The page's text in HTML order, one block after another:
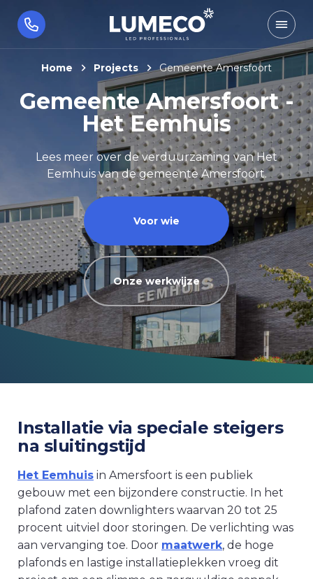
Home Projects Gemeente Amersfoort
Gemeente Amersfoort -
Het Eemhuis
Lees meer over de verduurzaming van Het
Eemhuis van de gemeente Amersfoort.
Voor wie
Onze werkwijze
Installatie via speciale steigers
na sluitingstijd
Het Eemhuis in Amersfoort is een publiek
gebouw met een bijzondere constructie. In het
plafond zaten downlighters waarvan 20 tot 25
procent uitviel door storingen. De verlichting was
aan vervanging toe. Door maatwerk, de hoge
plafonds en lastige installatieplekken vroeg dit